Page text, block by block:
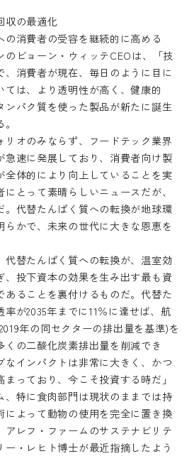
収の最適化
の消費者の受容を継続的に高める
のビョーン・ウィッテCEOは、「技
、消費者が現在、毎日のように目に
ては、より透明性が高く、健康的
ンパク質を使った製品が新たに誕生
リオのみならず、フードテック業界
急速に発展しており、消費者向け製
全体的により向上していることを実
とって素晴らしいニュースだが、
。代替たんぱく質への転換が地球環
らかで、未来の世代に大きな恩恵を
代替たんぱく質への転換が、温室効
、投下資本の効果を生み出す最も資
あることを裏付けるものだ。代替た
が2035年までに11％に達せば、航
年の同セクターの排出量を基準)を
くの二酸化炭素排出量を削減でき
なインパクトは非常に大きく、かつ
っており、今こそ投資する時だ」
、特に食肉部門は現状のままでは持
によって動物の使用を完全に置き換
アレフ・ファームのサステナビリテ
ー・レヒト博士が最近指摘したよう